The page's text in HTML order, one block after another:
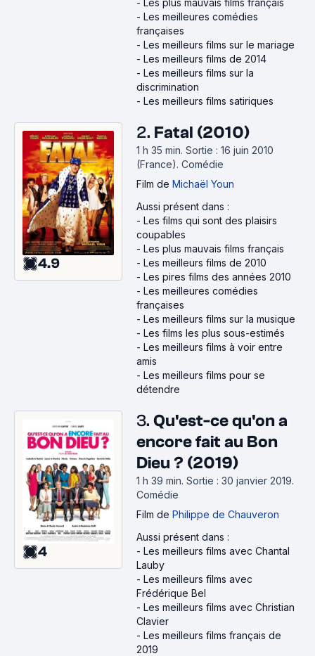
- Les plus mauvais films français
- Les meilleures comédies
françaises
- Les meilleurs films sur le mariage
- Les meilleurs films de 2014
- Les meilleurs films sur la
discrimination
- Les meilleurs films satiriques
4.9
2. Fatal (2010)
1 h 35 min. Sortie : 16 juin 2010
(France). Comédie
Film de Michaël Youn
Aussi présent dans :
- Les films qui sont des plaisirs
coupables
- Les plus mauvais films français
- Les meilleurs films de 2010
- Les pires films des années 2010
- Les meilleures comédies
françaises
- Les meilleurs films sur la musique
- Les films les plus sous-estimés
- Les meilleurs films à voir entre
amis
- Les meilleurs films pour se
détendre
4
3. Qu'est-ce qu'on a
encore fait au Bon
Dieu ? (2019)
1 h 39 min. Sortie : 30 janvier 2019.
Comédie
Film de Philippe de Chauveron
Aussi présent dans :
- Les meilleurs films avec Chantal
Lauby
- Les meilleurs films avec
Frédérique Bel
- Les meilleurs films avec Christian
Clavier
- Les meilleurs films français de
2019